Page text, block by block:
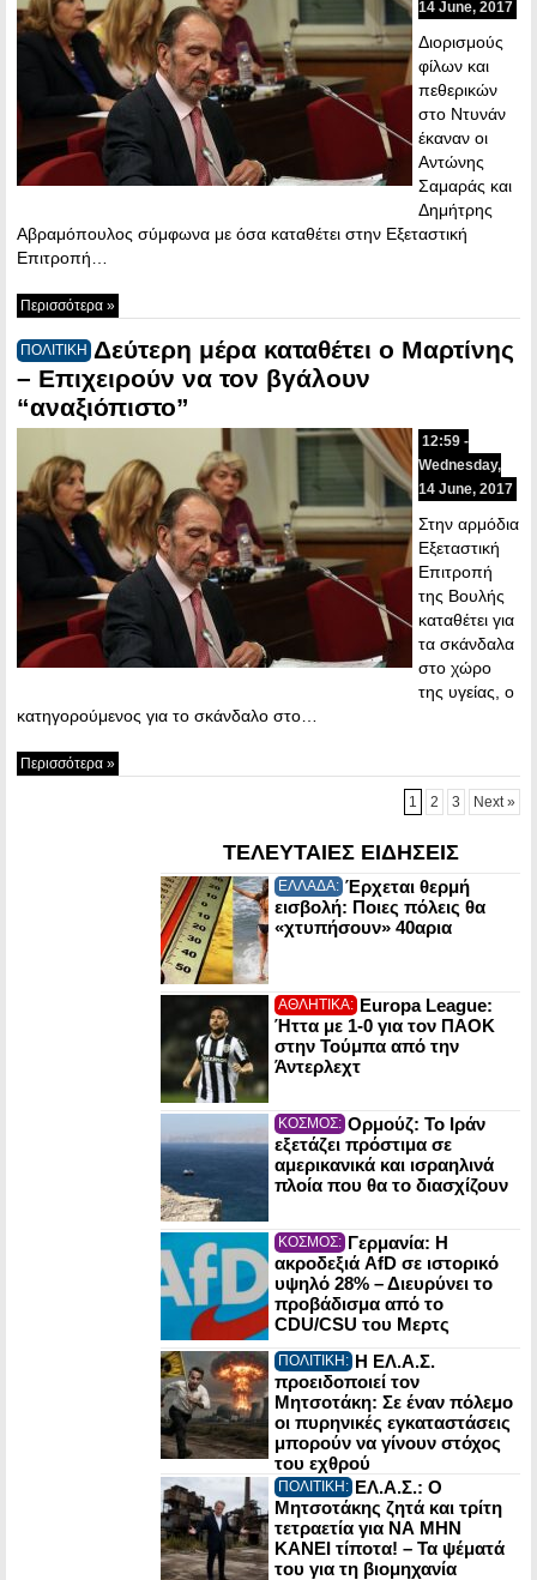
14 June, 2017
Διορισμούς
φίλων και
πεθερικών
στο Ντυνάν
έκαναν οι
Αντώνης
Σαμαράς και
Δημήτρης
Αβραμόπουλος σύμφωνα με όσα καταθέτει στην Εξεταστική
Επιτροπή…
Περισσότερα »
ΠΟΛΙΤΙΚΗ Δεύτερη μέρα καταθέτει ο Μαρτίνης
– Επιχειρούν να τον βγάλουν
“αναξιόπιστο”
12:59 -
Wednesday,
14 June, 2017
Στην αρμόδια
Εξεταστική
Επιτροπή
της Βουλής
καταθέτει για
τα σκάνδαλα
στο χώρο
της υγείας, ο
κατηγορούμενος για το σκάνδαλο στο…
Περισσότερα »
1 2 3 Next »
ΤΕΛΕΥΤΑΙΕΣ ΕΙΔΗΣΕΙΣ
ΕΛΛΑΔΑ: Έρχεται θερμή
εισβολή: Ποιες πόλεις θα
«χτυπήσουν» 40αρια
ΑΘΛΗΤΙΚΑ: Europa League:
Ήττα με 1-0 για τον ΠΑΟΚ
στην Τούμπα από την
Άντερλεχτ
ΚΟΣΜΟΣ: Ορμούζ: Το Ιράν
εξετάζει πρόστιμα σε
αμερικανικά και ισραηλινά
πλοία που θα το διασχίζουν
ΚΟΣΜΟΣ: Γερμανία: Η
ακροδεξιά AfD σε ιστορικό
υψηλό 28% – Διευρύνει το
προβάδισμα από το
CDU/CSU του Μερτς
ΠΟΛΙΤΙΚΗ: Η ΕΛ.Α.Σ.
προειδοποιεί τον
Μητσοτάκη: Σε έναν πόλεμο
οι πυρηνικές εγκαταστάσεις
μπορούν να γίνουν στόχος
του εχθρού
ΠΟΛΙΤΙΚΗ: ΕΛ.Α.Σ.: Ο
Μητσοτάκης ζητά και τρίτη
τετραετία για ΝΑ ΜΗΝ
ΚΑΝΕΙ τίποτα! – Τα ψέματά
του για τη βιομηχανία